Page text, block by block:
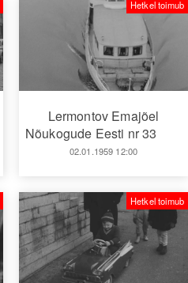
Lermontov Emajõel
Nõukogude Eesti nr 33
02.01.1959 12:00
Hetkel toimub
Hetkel toimub